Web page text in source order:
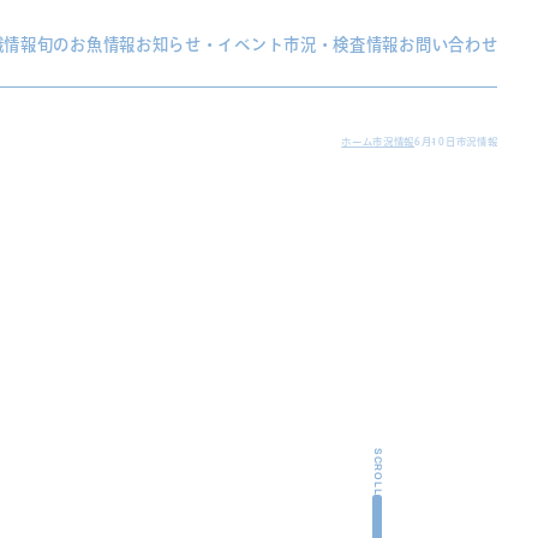
情報旬のお魚情報お知らせ・イベント市況・検査情報お問い合わせ
ホーム市況情報6月10日市況情報
SCROLL